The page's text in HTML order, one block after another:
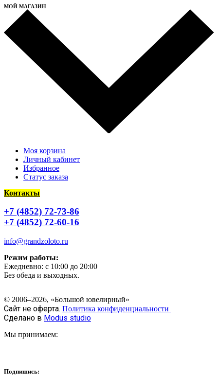
МОЙ МАГАЗИН
Моя корзина
Личный кабинет
Избранное
Статус заказа
Контакты
+7 (4852) 72-73-86
+7 (4852) 72-60-16
info@grandzoloto.ru
Режим работы:
Ежедневно: с 10:00 до 20:00
Без обеда и выходных.
© 2006–2026, «Большой ювелирный»
Сайт не оферта. Политика конфиденциальности
Сделано в Modus studio
Мы принимаем:
Подпишись: